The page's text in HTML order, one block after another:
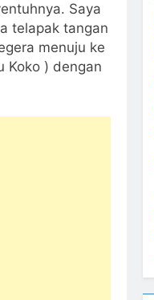
Saya
telapak tangan
menuju ke
Koko ) dengan